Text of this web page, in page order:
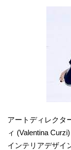
アートディレクタ
ィ (Valentina Curzi)
インテリアデザイ